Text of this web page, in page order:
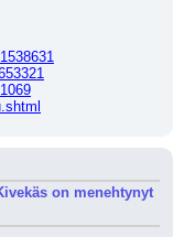
on menehtynyt